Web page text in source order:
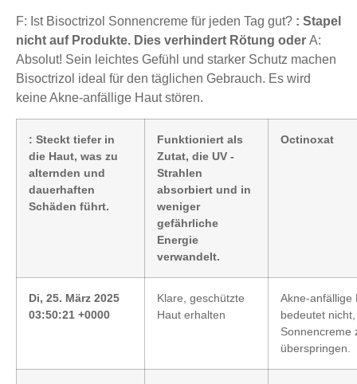
F: Ist Bisoctrizol Sonnencreme für jeden Tag gut? : Stapel
nicht auf Produkte. Dies verhindert Rötung oder A:
Absolut! Sein leichtes Gefühl und starker Schutz machen
Bisoctrizol ideal für den täglichen Gebrauch. Es wird
keine Akne-anfällige Haut stören.
: Steckt tiefer in
die Haut, was zu
alternden und
dauerhaften
Schäden führt.
Funktioniert als
Zutat, die UV -
Strahlen
absorbiert und in
weniger
gefährliche
Energie
verwandelt.
Octinoxat
Di, 25. März 2025
03:50:21 +0000
Klare, geschützte
Haut erhalten
Akne-anfällige
bedeutet nicht,
Sonnencreme
überspringen.